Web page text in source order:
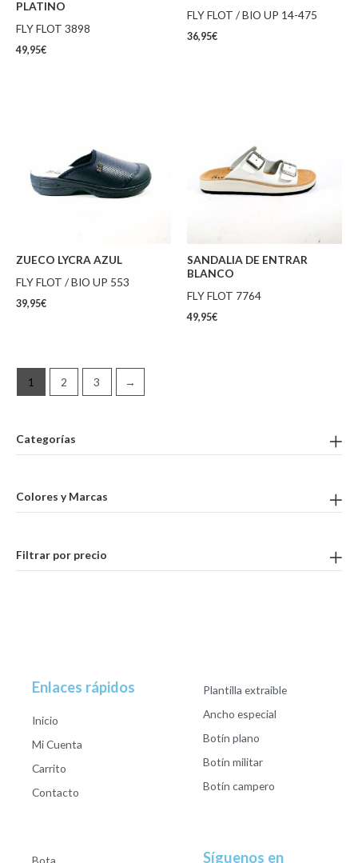
Categorías
Colores y Marcas
Filtrar por precio
PLATINO
FLY FLOT 3898
49,95€
FLY FLOT / BIO UP 14-475
36,95€
ZUECO LYCRA AZUL
FLY FLOT / BIO UP 553
39,95€
SANDALIA DE ENTRAR
BLANCO
FLY FLOT 7764
49,95€
1 2 3 →
Enlaces rápidos
Inicio
Mi Cuenta
Carrito
Contacto
Plantilla extraible
Ancho especial
Botín plano
Botín militar
Botín campero
Bota
Síguenos en